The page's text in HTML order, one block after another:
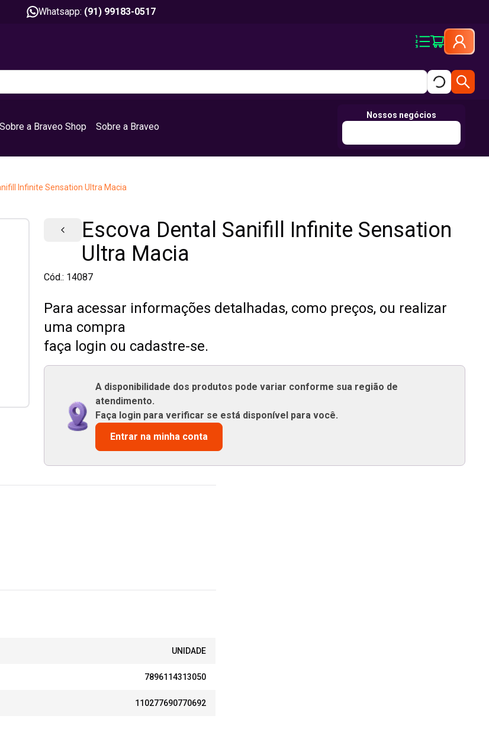
Whatsapp: (91) 99183-0517
Sobre a Braveo Shop Sobre a Braveo
Nossos negócios
Infinite Sensation Ultra Macia
Escova Dental Sanifill Infinite Sensation
Ultra Macia
Cód.: 14087
Para acessar informações detalhadas, como preços, ou realizar
uma compra
faça login ou cadastre-se.
A disponibilidade dos produtos pode variar conforme sua região de
atendimento.
Faça login para verificar se está disponível para você.
Entrar na minha conta
UNIDADE
7896114313050
110277690770692